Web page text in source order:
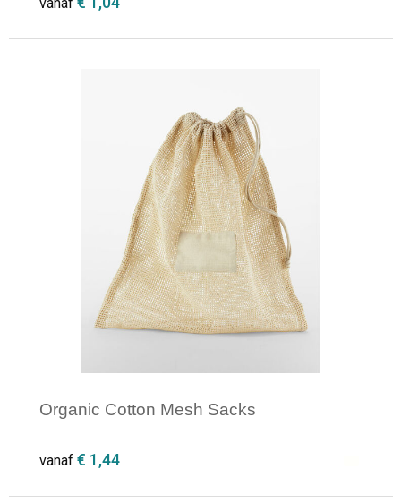
Organic Cotton Mesh Sacks
vanaf € 1,44